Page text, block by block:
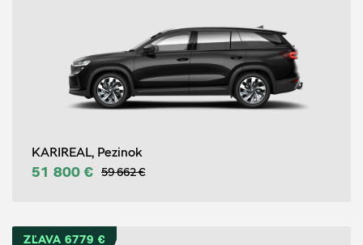
KARIREAL, Pezinok
51 800 € 59 662 €
ZĽAVA 6779 €